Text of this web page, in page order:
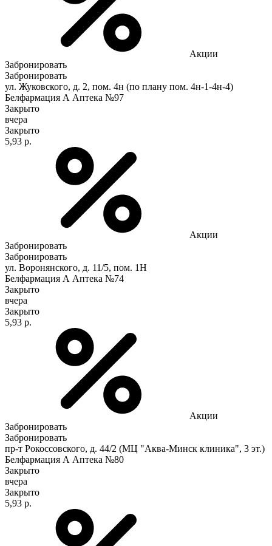
Акции
Забронировать
Забронировать
ул. Жуковского, д. 2, пом. 4н (по плану пом. 4н-1-4н-4)
Белфармация А Аптека №97
Закрыто
вчера
Закрыто
5,93 р.
Акции
Забронировать
Забронировать
ул. Воронянского, д. 11/5, пом. 1Н
Белфармация А Аптека №74
Закрыто
вчера
Закрыто
5,93 р.
Акции
Забронировать
Забронировать
пр-т Рокоссовского, д. 44/2 (МЦ "Аква-Минск клиника", 3 эт.)
Белфармация А Аптека №80
Закрыто
вчера
Закрыто
5,93 р.